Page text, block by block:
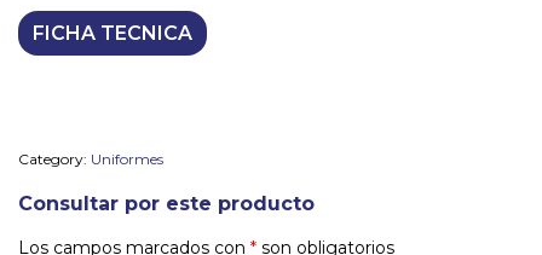
FICHA TECNICA
Category: Uniformes
Consultar por este producto
Los campos marcados con * son obligatorios